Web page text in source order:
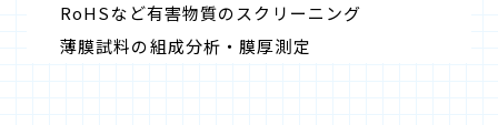
RoHSなど有害物質のスクリーニング
薄膜試料の組成分析・膜厚測定